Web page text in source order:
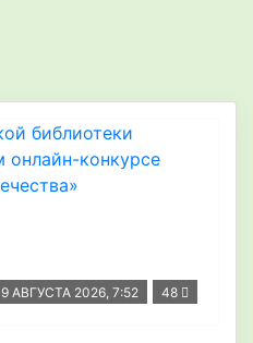
9 АВГУСТА 2026, 7:52 48